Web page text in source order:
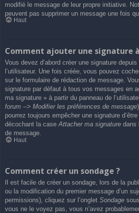
modifié le message de leur propre initiative.
peuvent pas supprimer un message une fois
Haut
Comment ajouter une signature
Vous devez d’abord créer une signature
l’utilisateur. Une fois créée, vous pouvez
sur le formulaire de rédaction de message.
signature par défaut à tous vos messages en
ma signature » à partir du panneau de
forum --> Modifier les préférences de message
pourrez toujours empêcher une signature
décochant la caseAttacher ma signature dans
de message.
Haut
Comment créer un sondage ?
Il est facile de créer un sondage, lors de la
ou la modification du premier message d’un
permissions), cliquez sur l’onglet Sondage
vous ne le voyez pas, vous n’avez